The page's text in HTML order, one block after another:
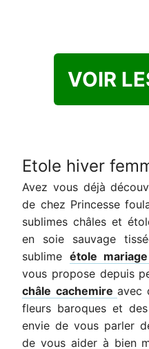
VOIR
Etole hiver
Avez vous déjà
de chez Princesse
sublimes châles et
en soie sauvage
sublime étole
vous propose depuis
châle cachemireavec
fleurs baroques et
envie de vous parler
de vous aider à bien